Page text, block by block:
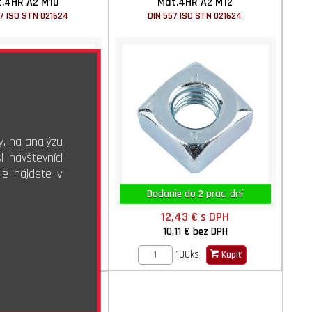
ISO STN 021624 DIN 557 ISO STN 021624
Dodanie do 2 prac. dní
12,43 €s DPH
10,11 € bez DPH
100ks
Kúpiť
na analýzu
návštevníci
nájdete v